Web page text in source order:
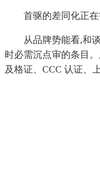
首驱的差同化正在智
从品牌势能看,和谈
时必需沉点审的条目
及格证、CCC 认证、